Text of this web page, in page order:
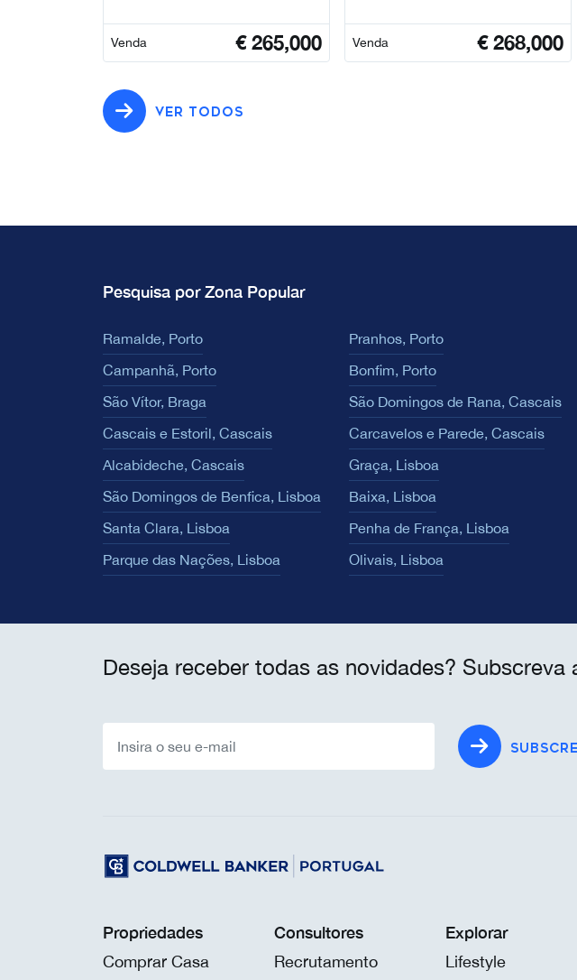
Venda €265,000 Venda €268,000
VER TODOS
Pesquisa por Zona Popular
Ramalde, Porto
Pranhos, Porto
Campanhã, Porto
Bonfim, Porto
São Vítor, Braga
São Domingos de Rana, Cascais
Cascais e Estoril, Cascais
Carcavelos e Parede, Cascais
Alcabideche, Cascais
Graça, Lisboa
São Domingos de Benfica, Lisboa
Baixa, Lisboa
Santa Clara, Lisboa
Penha de França, Lisboa
Parque das Nações, Lisboa
Olivais, Lisboa
Deseja receber todas as novidades? Subscreva
Propriedades
Comprar Casa
Consultores
Recrutamento
Explorar
Lifestyle